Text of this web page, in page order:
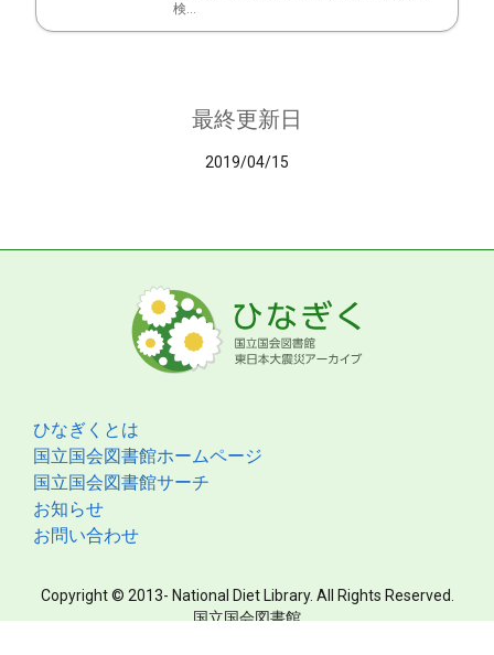
検...
最終更新日
2019/04/15
ひなぎくとは
国立国会図書館ホームページ
国立国会図書館サーチ
お知らせ
お問い合わせ
Copyright © 2013- National Diet Library. All Rights Reserved.